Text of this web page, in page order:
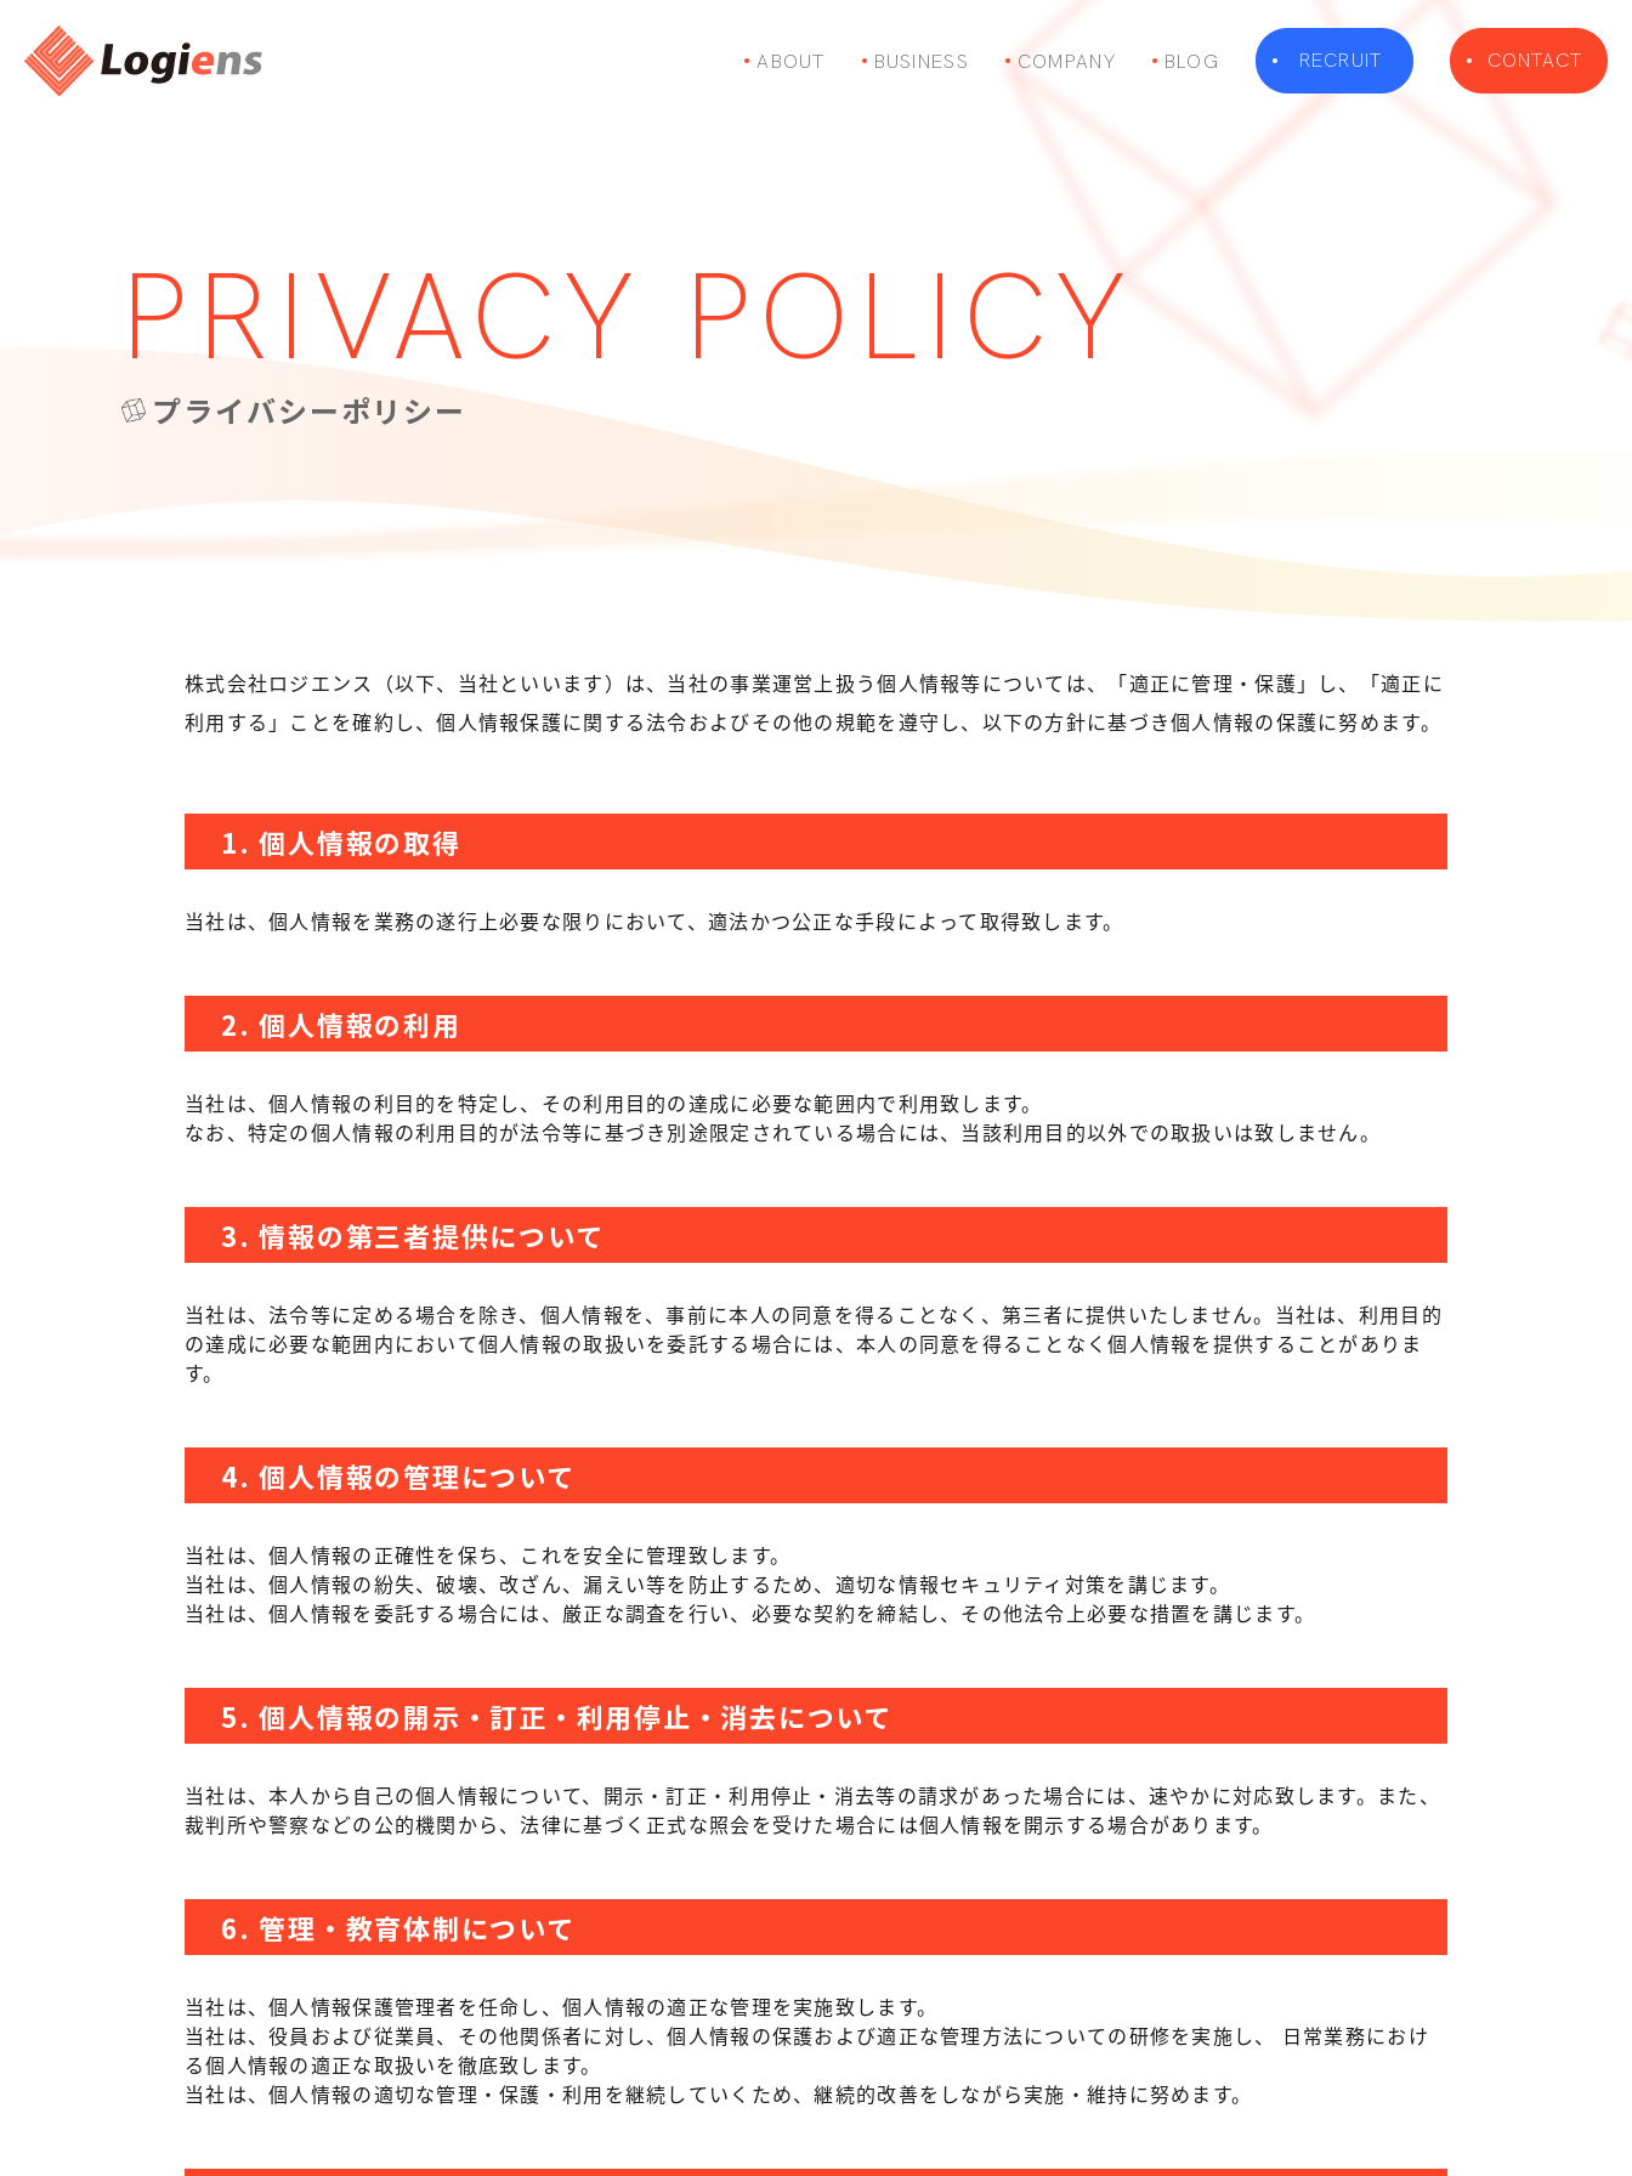
ABOUT BUSINESS COMPANY BLOG RECRUIT CONTACT
PRIVACY POLICY
プライバシーポリシー
株式会社ロジエンス（以下、当社といいます）は、当社の事業運営上扱う個人情報等については、「適正に管理・保護」し、「適正に
利用する」ことを確約し、個人情報保護に関する法令およびその他の規範を遵守し、以下の方針に基づき個人情報の保護に努めます。
1. 個人情報の取得
当社は、個人情報を業務の遂行上必要な限りにおいて、適法かつ公正な手段によって取得致します。
2. 個人情報の利用
当社は、個人情報の利目的を特定し、その利用目的の達成に必要な範囲内で利用致します。
なお、特定の個人情報の利用目的が法令等に基づき別途限定されている場合には、当該利用目的以外での取扱いは致しません。
3. 情報の第三者提供について
当社は、法令等に定める場合を除き、個人情報を、事前に本人の同意を得ることなく、第三者に提供いたしません。当社は、利用目的
の達成に必要な範囲内において個人情報の取扱いを委託する場合には、本人の同意を得ることなく個人情報を提供することがありま
す。
4. 個人情報の管理について
当社は、個人情報の正確性を保ち、これを安全に管理致します。
当社は、個人情報の紛失、破壊、改ざん、漏えい等を防止するため、適切な情報セキュリティ対策を講じます。
当社は、個人情報を委託する場合には、厳正な調査を行い、必要な契約を締結し、その他法令上必要な措置を講じます。
5. 個人情報の開示・訂正・利用停止・消去について
当社は、本人から自己の個人情報について、開示・訂正・利用停止・消去等の請求があった場合には、速やかに対応致します。また、
裁判所や警察などの公的機関から、法律に基づく正式な照会を受けた場合には個人情報を開示する場合があります。
6. 管理・教育体制について
当社は、個人情報保護管理者を任命し、個人情報の適正な管理を実施致します。
当社は、役員および従業員、その他関係者に対し、個人情報の保護および適正な管理方法についての研修を実施し、 日常業務におけ
る個人情報の適正な取扱いを徹底致します。
当社は、個人情報の適切な管理・保護・利用を継続していくため、継続的改善をしながら実施・維持に努めます。